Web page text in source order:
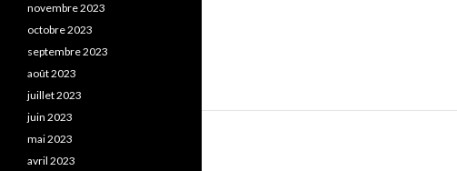
novembre 2023
octobre 2023
septembre 2023
août 2023
juillet 2023
juin 2023
mai 2023
avril 2023